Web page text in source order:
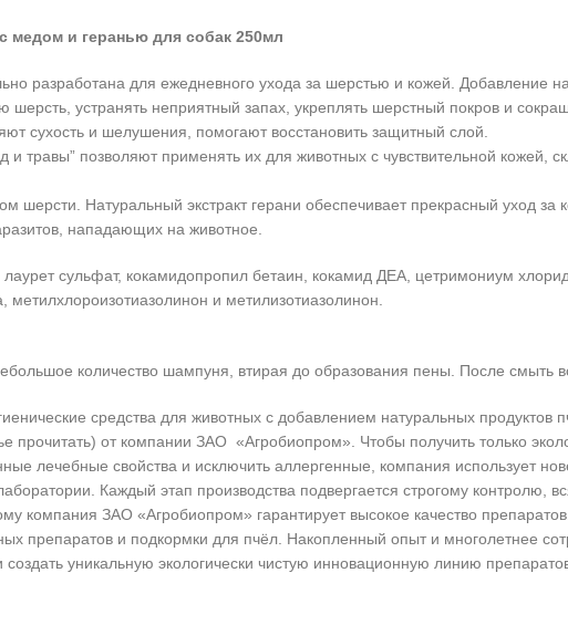
медом и геранью для собак 250мл
разработана для ежедневного ухода за шерстью и кожей. Добавление
устранять неприятный запах, укреплять шерстный покров и
сухость и шелушения, помогают восстановить защитный слой.
травы” позволяют применять их для животных с чувствительной кожей,
Натуральный экстракт герани обеспечивает прекрасный уход за
нападающих на животное.
сульфат, кокамидопропил бетаин, кокамид ДЕА, цетримониум
и метилизотиазолинон.
количество шампуня, втирая до образования пены. После смыть
средства для животных с добавлением натуральных продуктов
прочитать) от компании ЗАО «Агробиопром». Чтобы получить только
лечебные свойства и исключить аллергенные, компания использует
Каждый этап производства подвергается строгому контролю,
компания ЗАО «Агробиопром» гарантирует высокое качество препаратов.
препаратов и подкормки для пчёл. Накопленный опыт и многолетнее
уникальную экологически чистую инновационную линию